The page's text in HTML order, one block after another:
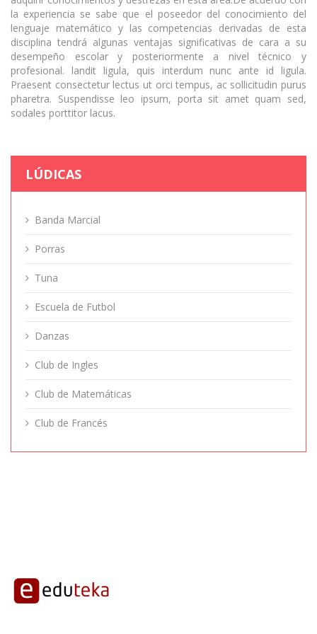
la experiencia se sabe que el poseedor del conocimiento del
lenguaje matemático y las competencias derivadas de esta
disciplina tendrá algunas ventajas significativas de cara a su
desempeño escolar y posteriormente a nivel técnico y
profesional. landit ligula, quis interdum nunc ante id ligula.
Praesent consectetur lectus ut orci tempus, ac sollicitudin purus
pharetra. Suspendisse leo ipsum, porta sit amet quam sed,
sodales porttitor lacus.
LÚDICAS
Banda Marcial
Porras
Tuna
Escuela de Futbol
Danzas
Club de Ingles
Club de Matemáticas
Club de Francés